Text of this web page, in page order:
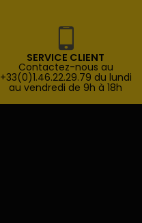
SERVICE CLIENT
Contactez-nous au
+33(0)1.46.22.29.79 du lundi
au vendredi de 9h à 18h